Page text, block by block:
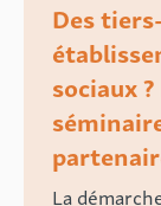
Des
sociaux
La